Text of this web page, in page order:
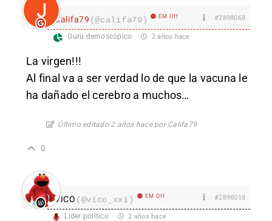
Califa79 (@califa79) EM Off #2898068
Gurú demoscópico 2 años hace
La virgen!!!
Al final va a ser verdad lo de que la vacuna le
ha dañado el cerebro a muchos…
Último editado 2 años hace por Califa79
0
VICO (@vico_xxi) EM Off #2898018
Líder político 2 años hace